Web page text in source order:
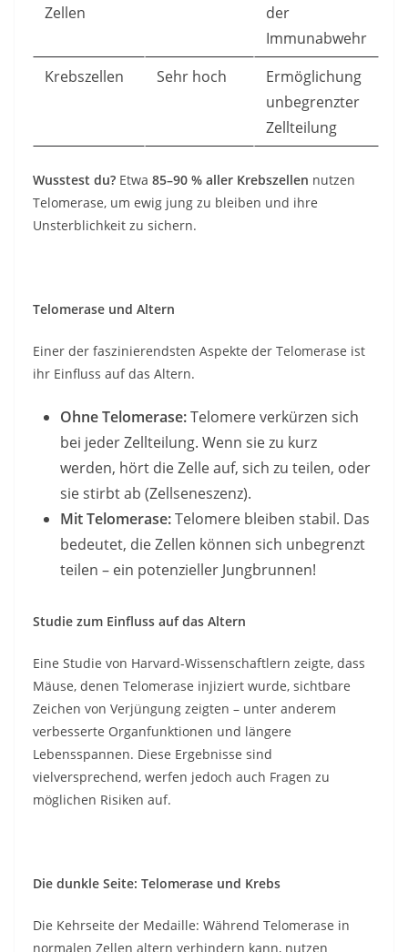
Zellen
der
Immunabwehr
Krebszellen
Sehr hoch
Ermöglichung
unbegrenzter
Zellteilung
Wusstest du? Etwa 85–90 % aller Krebszellen nutzen
Telomerase, um ewig jung zu bleiben und ihre
Unsterblichkeit zu sichern.
Telomerase und Altern
Einer der faszinierendsten Aspekte der Telomerase ist
ihr Einfluss auf das Altern.
Ohne Telomerase:Telomere verkürzen sich
bei jeder Zellteilung. Wenn sie zu kurz
werden, hört die Zelle auf, sich zu teilen, oder
sie stirbt ab (Zellseneszenz).
Mit Telomerase:Telomere bleiben stabil. Das
bedeutet, die Zellen können sich unbegrenzt
teilen – ein potenzieller Jungbrunnen!
Studie zum Einfluss auf das Altern
Eine Studie von Harvard-Wissenschaftlern zeigte, dass
Mäuse, denen Telomerase injiziert wurde, sichtbare
Zeichen von Verjüngung zeigten – unter anderem
verbesserte Organfunktionen und längere
Lebensspannen. Diese Ergebnisse sind
vielversprechend, werfen jedoch auch Fragen zu
möglichen Risiken auf.
Die dunkle Seite: Telomerase und Krebs
Die Kehrseite der Medaille: Während Telomerase in
normalen Zellen altern verhindern kann, nutzen